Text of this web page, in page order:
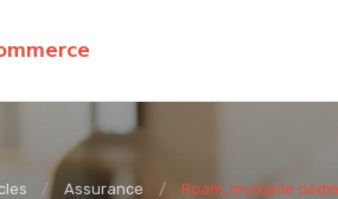
Assurance Roam, mutuelle